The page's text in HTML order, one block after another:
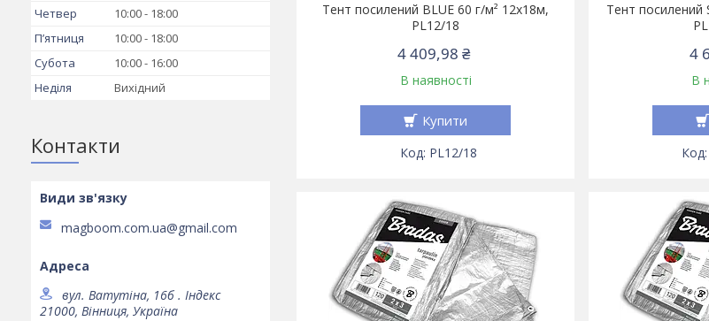
Тент посилений BLUE 60 г/м² 12х18м,
PL12/18
4 409,98 ₴
В наявності
Купити
PL12/18
Тент посилений
4
В
Четвер
10:00
18:00
Пʼятниця
10:00
18:00
Субота
10:00
16:00
Неділя
Вихідний
Контакти
magboom.com.ua@gmail.com
вул. Ватутіна, 16б . Індекс
21000, Вінниця, Україна